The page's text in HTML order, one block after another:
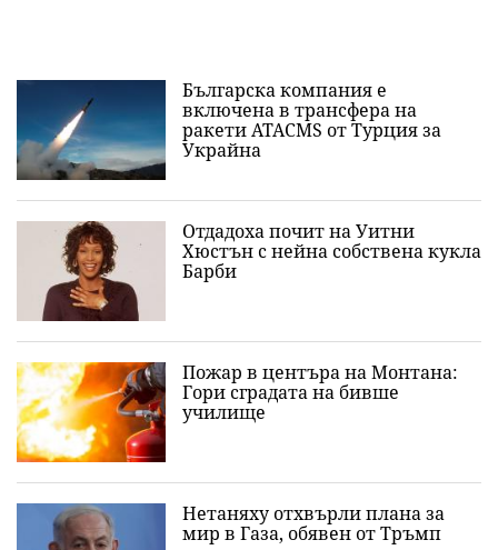
Българска компания е
включена в трансфера на
ракети ATACMS от Турция за
Украйна
Отдадоха почит на Уитни
Хюстън с нейна собствена кукла
Барби
Пожар в центъра на Монтана:
Гори сградата на бивше
училище
Нетаняху отхвърли плана за
мир в Газа, обявен от Тръмп